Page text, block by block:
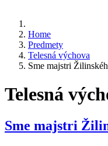
Home
Predmety
Telesná výchova
Sme majstri
Telesná
Sme majstri